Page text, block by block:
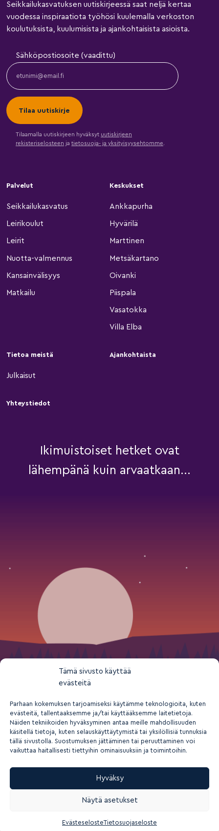
Tämä sivusto käyttää
evästeitä
Parhaan kokemuksen tarjoamiseksi käytämme teknologioita, kuten
evästeitä, tallentaaksemme ja/tai käyttääksemme laitetietoja.
Näiden tekniikoiden hyväksyminen antaa meille mahdollisuuden
käsitellä tietoja, kuten selauskäyttäytymistä tai yksilöllisiä tunnuksia
tällä sivustolla. Suostumuksen jättäminen tai peruuttaminen voi
vaikuttaa haitallisesti tiettyihin ominaisuuksiin ja toimintoihin.
Hyväksy
Näytä asetukset
EvästeselosteTietosuojaseloste
Seikkailukasvatuksen uutiskirjeessä saat neljä kertaa
vuodessa inspiraatiota työhösi kuulemalla verkoston
koulutuksista, kuulumisista ja ajankohtaisista asioista.
Sähköpostiosoite (vaadittu)
Tilaamalla uutiskirjeen hyväksyt uutiskirjeen
rekisteriselosteen ja tietosuoja- ja yksityisyysehtomme.
Palvelut
Seikkailukasvatus
Leirikoulut
Leirit
Nuotta-valmennus
Kansainvälisyys
Matkailu
Keskukset
Ankkapurha
Hyvärilä
Marttinen
Metsäkartano
Oivanki
Piispala
Vasatokka
Villa Elba
Tietoa meistä
Julkaisut
Ajankohtaista
Yhteystiedot
Ikimuistoiset hetket ovat
lähempänä kuin arvaatkaan...
2026 © Suomen nuorisokeskusyhdistys ry
Tietosuoja- ja yksityisyys Rekisteriseloste
Saavutettavuusseloste Evästeasetukset